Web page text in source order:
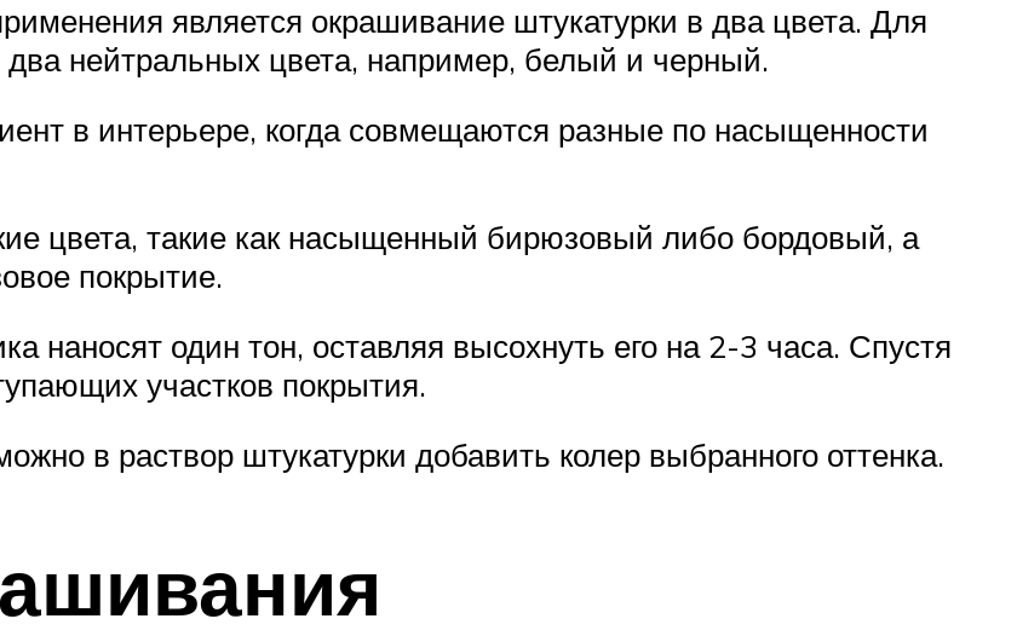
является окрашивание штукатурки в два цвета. Для
нейтральных цвета, например, белый и черный.
в интерьере, когда совмещаются разные по насыщенности
цвета, такие как насыщенный бирюзовый либо бордовый, а
покрытие.
наносят один тон, оставляя высохнуть его на 2-3 часа. Спустя
участков покрытия.
в раствор штукатурки добавить колер выбранного оттенка.